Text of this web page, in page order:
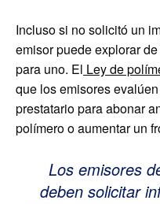
Incluso si no solicitó un
emisor puede explorar
para uno. El Ley de
que los emisores
prestatario para abonar
polímero o aumentar un
Los emisores
deben solicitar